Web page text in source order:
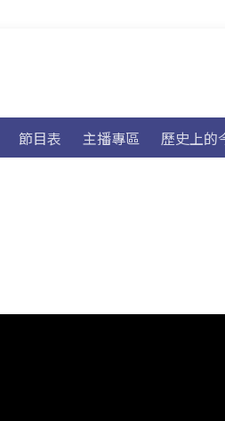
節目表 主播專區 歷史上的